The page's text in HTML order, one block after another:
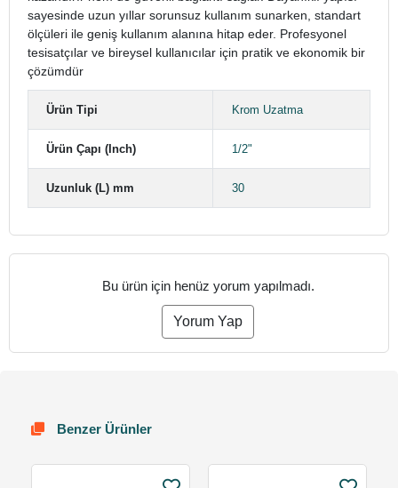
sayesinde uzun yıllar sorunsuz kullanım sunarken, standart
ölçüleri ile geniş kullanım alanına hitap eder. Profesyonel
tesisatçılar ve bireysel kullanıcılar için pratik ve ekonomik bir
çözümdür
Ürün Tipi Krom Uzatma
Ürün Çapı (Inch) 1/2"
Uzunluk (L) mm 30
Bu ürün için henüz yorum yapılmadı.
Yorum Yap
Benzer Ürünler